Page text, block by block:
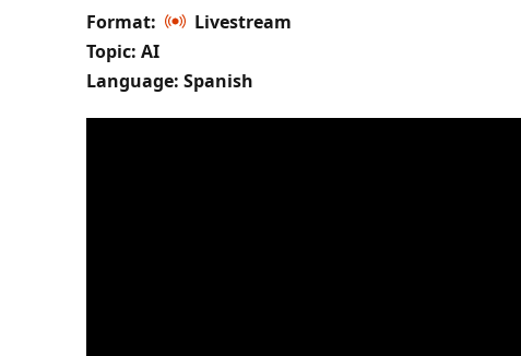
Format:
Livestream
Topic: AI
Language: Spanish